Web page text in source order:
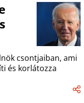
csontjaiban, ami
és korlátozza